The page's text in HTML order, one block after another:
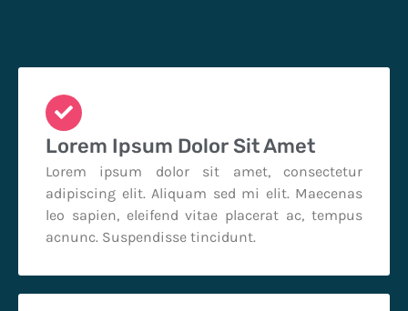
Lorem Ipsum Dolor Sit Amet
Lorem ipsum dolor sit amet, consectetur
adipiscing elit. Aliquam sed mi elit. Maecenas
leo sapien, eleifend vitae placerat ac, tempus
acnunc. Suspendisse tincidunt.